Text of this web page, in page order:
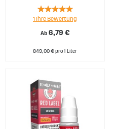
Ab 6,79 €
Rating:
100%
1 Ihre Bewertung
849,00 € pro 1 Liter